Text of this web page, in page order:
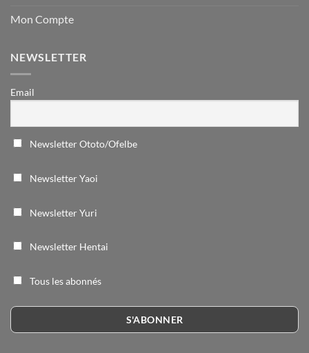
Mon Compte
NEWSLETTER
Email
Newsletter Ototo/Ofelbe
Newsletter Yaoi
Newsletter Yuri
Newsletter Hentai
Tous les abonnés